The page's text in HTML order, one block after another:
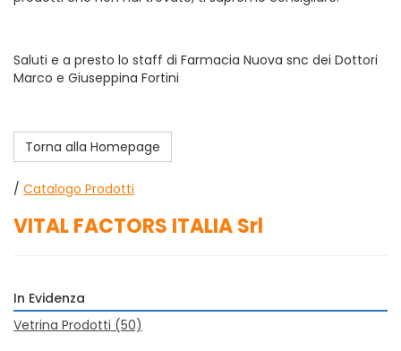
Saluti e a presto lo staff di Farmacia Nuova snc dei Dottori
Marco e Giuseppina Fortini
Torna alla Homepage
/ Catalogo Prodotti
VITAL FACTORS ITALIA Srl
In Evidenza
Vetrina Prodotti (50)